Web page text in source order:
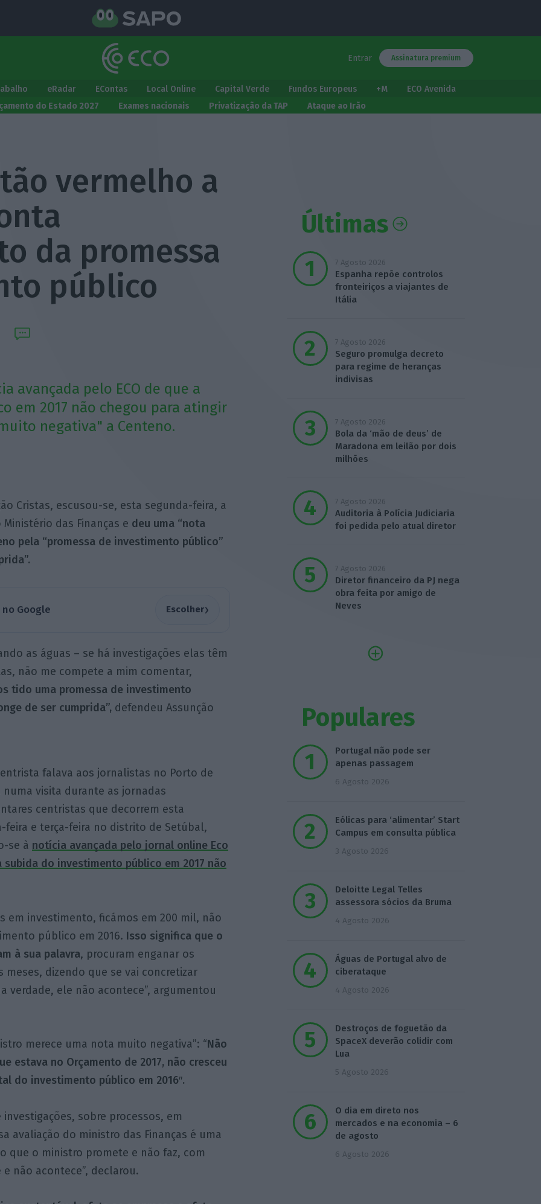
Entrar Assinatura premium
eRadar EContas Local Online Capital Verde Fundos Europeus +M
ECO Avenida
do Estado 2027 Exames nacionais Privatização da TAP Ataque ao Irão
vermelho a
da promessa
público
avançada pelo ECO de que a
em 2017 não chegou para atingir
negativa" a Centeno.
Cristas, escusou-se, esta segunda-feira, a
das Finanças e deu uma “nota
pela “promessa de investimento público”
Google Escolher›
as águas – se há investigações elas têm
não me compete a mim comentar,
tido uma promessa de investimento
de ser cumprida”, defendeu Assunção
falava aos jornalistas no Porto de
numa visita durante as jornadas
centristas que decorrem esta
feira e terça-feira no distrito de Setúbal,
se à notícia avançada pelo jornal online Eco
subida do investimento público em 2017 não
em investimento, ficámos em 200 mil, não
público em 2016. Isso significa que o
à sua palavra, procuram enganar os
dizendo que se vai concretizar
ele não acontece”, argumentou
merece uma nota muito negativa”: “Não
estava no Orçamento de 2017, não cresceu
do investimento público em 2016″.
sobre processos, em
avaliação do ministro das Finanças é uma
que o ministro promete e não faz, com
não acontece”, declarou.
Últimas
7 Agosto 2026
Espanha repõe controlos
fronteiriços a viajantes de
Itália
7 Agosto 2026
Seguro promulga decreto
para regime de heranças
indivisas
7 Agosto 2026
Bola da ‘mão de deus’ de
Maradona em leilão por dois
milhões
7 Agosto 2026
Auditoria à Polícia Judiciaria
foi pedida pelo atual diretor
7 Agosto 2026
Diretor financeiro da PJ nega
obra feita por amigo de
Neves
Populares
Portugal não pode ser
apenas passagem
6 Agosto 2026
Eólicas para ‘alimentar’ Start
Campus em consulta pública
3 Agosto 2026
Deloitte Legal Telles
assessora sócios da Bruma
4 Agosto 2026
Águas de Portugal alvo de
ciberataque
4 Agosto 2026
Destroços de foguetão da
SpaceX deverão colidir com
Lua
5 Agosto 2026
O dia em direto nos
mercados e na economia – 6
de agosto
6 Agosto 2026